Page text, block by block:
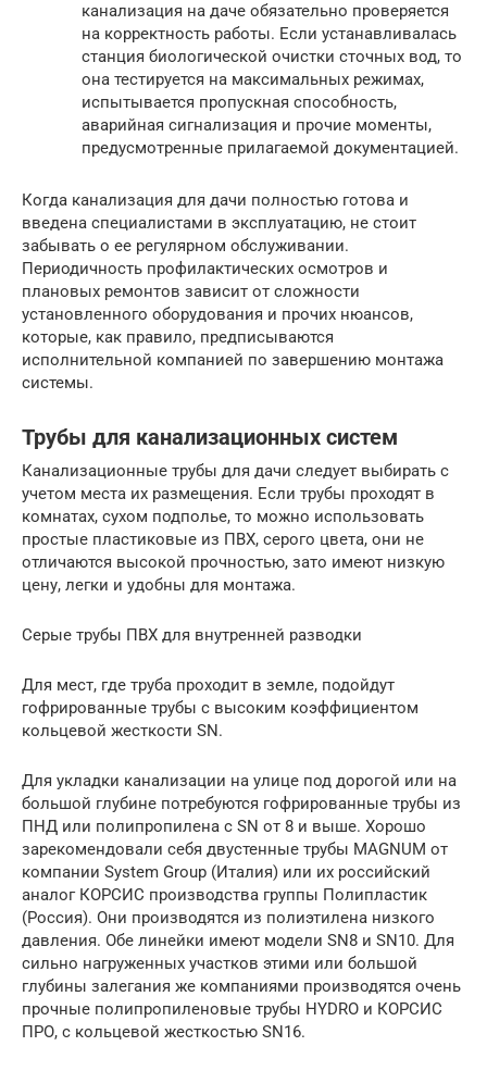
канализация на даче обязательно проверяется
на корректность работы. Если устанавливалась
станция биологической очистки сточных вод, то
она тестируется на максимальных режимах,
испытывается пропускная способность,
аварийная сигнализация и прочие моменты,
предусмотренные прилагаемой документацией.
Когда канализация для дачи полностью готова и
введена специалистами в эксплуатацию, не стоит
забывать о ее регулярном обслуживании.
Периодичность профилактических осмотров и
плановых ремонтов зависит от сложности
установленного оборудования и прочих нюансов,
которые, как правило, предписываются
исполнительной компанией по завершению монтажа
системы.
Трубы для канализационных систем
Канализационные трубы для дачи следует выбирать с
учетом места их размещения. Если трубы проходят в
комнатах, сухом подполье, то можно использовать
простые пластиковые из ПВХ, серого цвета, они не
отличаются высокой прочностью, зато имеют низкую
цену, легки и удобны для монтажа.
Серые трубы ПВХ для внутренней разводки
Для мест, где труба проходит в земле, подойдут
гофрированные трубы с высоким коэффициентом
кольцевой жесткости SN.
Для укладки канализации на улице под дорогой или на
большой глубине потребуются гофрированные трубы из
ПНД или полипропилена с SN от 8 и выше. Хорошо
зарекомендовали себя двустенные трубы MAGNUM от
компании System Group (Италия) или их российский
аналог КОРСИС производства группы Полипластик
(Россия). Они производятся из полиэтилена низкого
давления. Обе линейки имеют модели SN8 и SN10. Для
сильно нагруженных участков этими или большой
глубины залегания же компаниями производятся очень
прочные полипропиленовые трубы HYDRO и КОРСИС
ПРО, с кольцевой жесткостью SN16.